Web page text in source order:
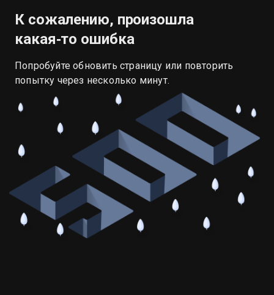
К сожалению, произошла
какая‑то ошибка
Попробуйте обновить страницу или повторить
попытку через несколько минут.